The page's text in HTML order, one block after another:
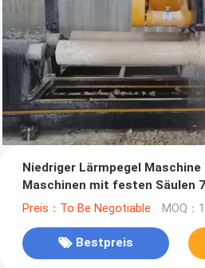
Niedriger Lärmpegel
Maschinen mit festen Säulen
Preis：To Be Negotiable MOQ：1
Bestpreis